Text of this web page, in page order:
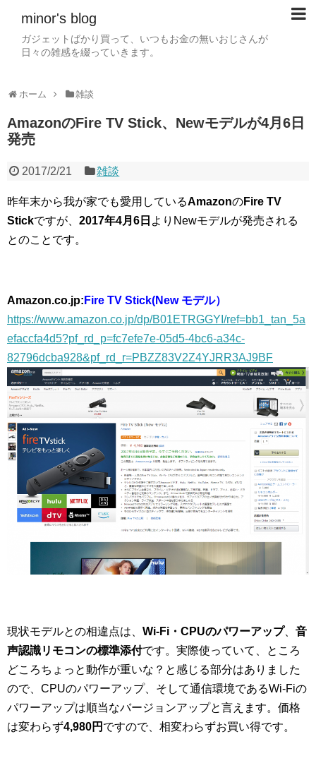
minor's blog
ガジェットばかり買って、いつもお金の無いおじさんが
日々の雑感を綴っていきます。
ホーム 雑談
AmazonのFire TV Stick、Newモデルが4月6日
発売
2017/2/21 雑談
昨年末から我が家でも愛用しているAmazonのFire TV
Stickですが、 2017年4月6日 よりNewモデルが発売される
とのことです。
Amazon.co.jp: Fire TV Stick(New モデル）
https://www.amazon.co.jp/dp/B01ETRGGYI/ref=bb1_tan_5a
efaccfa4d5?pf_rd_p=fc7efe7e-05d5-4bc6-a34c-
82796dcba928&pf_rd_r=PBZZ83V2Z4YJRR3AJ9BF
現状モデルとの相違点は、 Wi-Fi・CPUのパワーアップ、 音
声認識リモコンの標準添付です。実際使っていて、ところ
どころちょっと動作が重いな？と感じる部分はありました
ので、CPUのパワーアップ、そして通信環境であるWi-Fiの
パワーアップは順当なバージョンアップと言えます。価格
は変わらず4,980円 ですので、相変わらずお買い得です。